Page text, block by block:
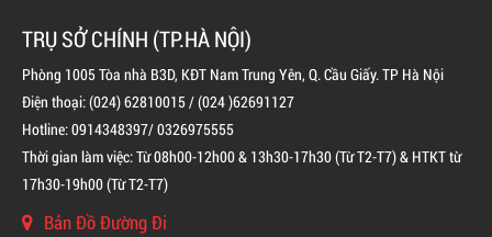
TRỤ SỞ CHÍNH (TP.HÀ NỘI)
Phòng 1005 Tòa nhà B3D, KĐT Nam Trung Yên, Q. Cầu Giấy. TP Hà Nội
Điện thoại: (024) 62810015 / (024 )62691127
Hotline: 0914348397/ 0326975555
Thời gian làm việc: Từ 08h00-12h00 & 13h30-17h30 (Từ T2-T7) & HTKT từ
17h30-19h00 (Từ T2-T7)
Bản Đồ Đường Đi